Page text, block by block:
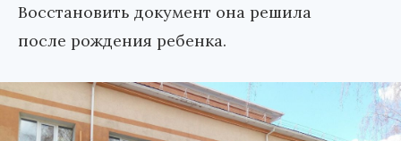
Восстановить документ она решила
после рождения ребенка.